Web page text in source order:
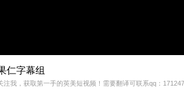
仁字幕组
注我，获取第一手的英美短视频！需要翻译可联系qq：